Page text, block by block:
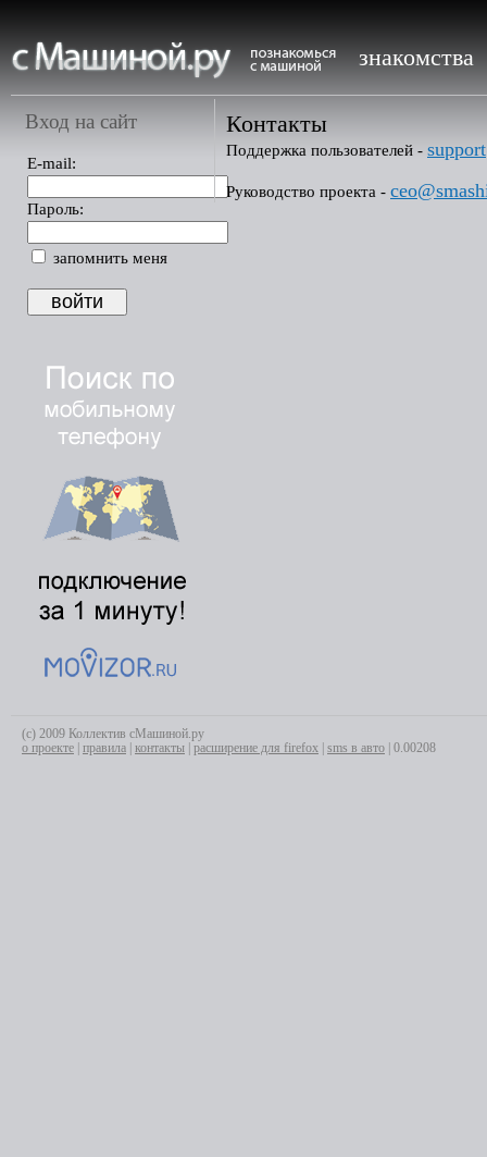
знакомства
Вход на сайт
E-mail:
Пароль:
запомнить меня
Контакты
Поддержка пользователей -
Руководство проекта -
(с) 2009 Коллектив сМашиной.ру
о проекте
правила контакты расширение для firefox sms в авто | 0.00208